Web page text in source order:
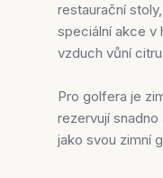
restaurační
speciální akce v
vzduch vůní
Pro golfera je
rezervují
jako svou zimní